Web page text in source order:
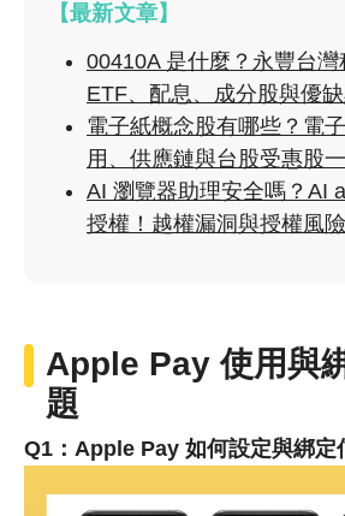
【最新文章】
00410A 是什麼？永豐台
ETF、配息、成分股與優
電子紙概念股有哪些？電
用、供應鏈與台股受惠股
AI 瀏覽器助理安全嗎？AI
授權！越權漏洞與授權風險
Apple Pay 使用與
題
Q1：Apple Pay 如何設定與綁定